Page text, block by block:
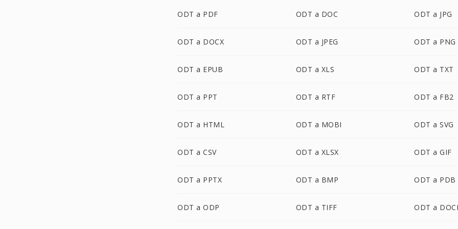
ODT a PDF ODT a DOC ODT a JPG
ODT a DOCX ODT a JPEG ODT a PNG
ODT a EPUB ODT a XLS ODT a TXT
ODT a PPT ODT a RTF ODT a FB2
ODT a HTML ODT a MOBI ODT a SVG
ODT a CSV ODT a XLSX ODT a GIF
ODT a PPTX ODT a BMP ODT a PDB
ODT a ODP ODT a TIFF ODT a